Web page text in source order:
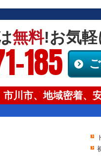
無料!お気
185
川市、地域密着、